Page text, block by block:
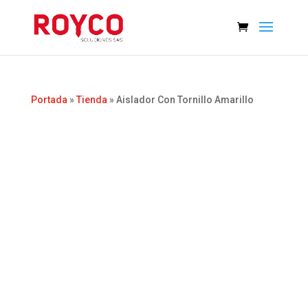
Portada » Tienda » Aislador Con Tornillo Amarillo